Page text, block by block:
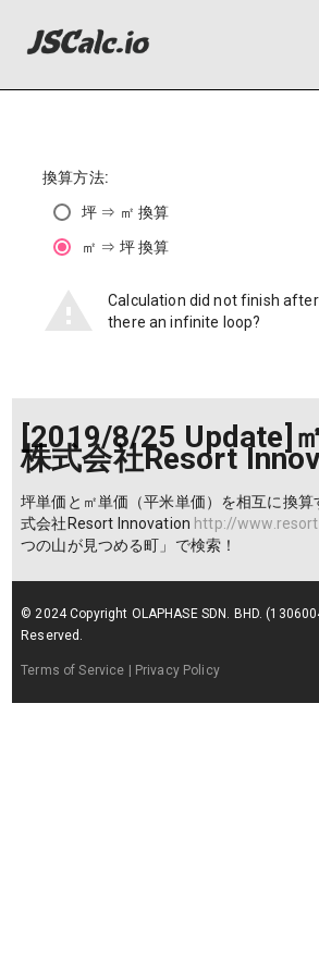
換算方法:
坪 ⇒ ㎡ 換算
㎡ ⇒ 坪 換算
Calculation did not finish after
there an infinite loop?
[2019/8/25 Update]
株式会社Resort
坪単価と㎡単価（平米単価）を相互に換
式会社Resort Innovation http://
つの山が見つめる町」で検索！
© 2024 Copyright OLAPHASE SDN. BHD.
Reserved.
Terms of Service | Privacy Policy